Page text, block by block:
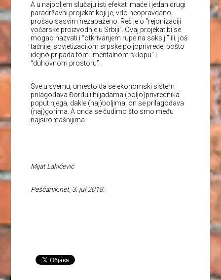
A u najboljem slučaju isti efekat imaće i jedan drugi
paradržavni projekat koji je, vrlo neopravdano,
prošao sasvim nezapaženo. Reč je o “rejonizaciji
voćarske proizvodnje u Srbiji”. Ovaj projekat bi se
mogao nazvati i “otkrivanjem rupe na saksiji” ili, još
tačnije, sovjetizacijom srpske poljoprivrede, pošto
idejno pripada tom “mentalnom sklopu” i
“duhovnom prostoru”.
Sve u svemu, umesto da se ekonomski sistem
prilagođava Đorđu i hiljadama (poljo)privrednika
poput njega, dakle (naj)boljima, on se prilagođava
(naj)gorima. A onda se čudimo što smo među
najsiromašnijima.
Mijat Lakićević
Peščanik.net, 3. jul 2018.